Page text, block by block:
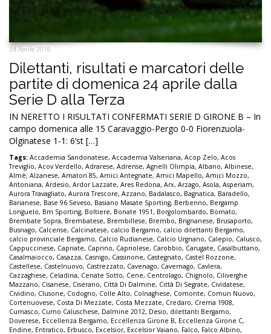
24 Aprile 2016
Dilettanti, risultati e marcatori delle
partite di domenica 24 aprile dalla
Serie D alla Terza
IN NERETTO I RISULTATI CONFERMATI SERIE D GIRONE B – In
campo domenica alle 15 Caravaggio-Pergo 0-0 Fiorenzuola-
Olginatese 1-1: 6’st […]
Tags: Accademia Sandonatese, Accademia Valseriana, Acop Zelo, Acos
Treviglio, Acov Verdello, Adrarese, Adrense, Agnelli Olimpia, Albano, Albinese,
Almè, Alzanese, Amatori 85, Amici Antegnate, Amici Mapello, Amici Mozzo,
Antoniana, Ardesio, Ardor Lazzate, Ares Redona, Arx, Arzago, Asola, Asperiam,
Aurora Travagliato, Aurora Trescore, Azzano, Badalasco, Bagnatica, Baradello,
Barianese, Base 96 Seveso, Basiano Masate Sporting, Berbenno, Bergamp
Longuelo, Bm Sporting, Boltiere, Bonate 1951, Borgolombardo, Bornato,
Brembate Sopra, Brembatese, Brembillese, Brembo, Brignanese, Brusaporto,
Busnago, Calcense, Calcinatese, calcio Bergamo, calcio dilettanti Bergamo,
calcio provinciale Bergamo, Calcio Rudianese, Calcio Urgnano, Calepio, Calusco,
Cappuccinese, Capriate, Caprino, Capriolese, Carobbio, Carugate, Casalbuttano,
Casalmaiocco, Casazza, Casnigo, Cassinone, Castegnato, Castel Rozzone,
Castellese, Castelnuovo, Castrezzato, Cavenago, Cavernago, Cavlera,
Cazzaghese, Celadina, Cenate Sotto, Cene, Centrolago, Chignolo, Ciliverghe
Mazzano, Cisanese, Ciserano, Città Di Dalmine, Città Di Segrate, Cividatese,
Cividino, Clusone, Codogno, Colle Alto, Colnaghese, Comonte, Comun Nuovo,
Cortenuovese, Costa Di Mezzate, Costa Mezzate, Credaro, Crema 1908,
Curnasco, Curno Caluschese, Dalmine 2012, Desio, dilettanti Bergamo,
Doverese, Eccellenza Bergamo, Eccellenza Girone B, Eccellenza Girone C,
Endine, Entratico, Erbusco, Excelsior, Excelsior Vaiano, Falco, Falco Albino,